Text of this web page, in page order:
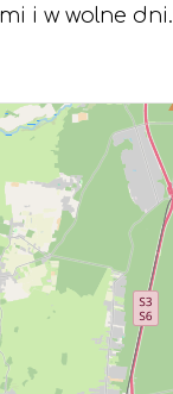
i w wolne dni.